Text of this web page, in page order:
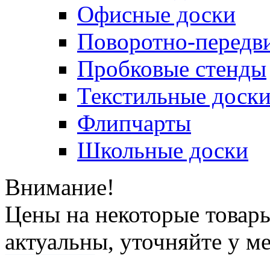
Офисные доски
Поворотно-
Пробковые стенды
Текстильные
Флипчарты
Школьные доски
Внимание!
Цены на некоторые
актуальны, уточняйте у